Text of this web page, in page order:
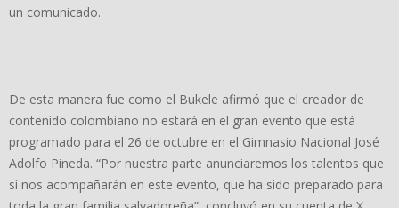
un comunicado.
De esta manera fue como el Bukele afirmó que el creador de
contenido colombiano no estará en el gran evento que está
programado para el 26 de octubre en el Gimnasio Nacional José
Adolfo Pineda. “Por nuestra parte anunciaremos los talentos que
sí nos acompañarán en este evento, que ha sido preparado para